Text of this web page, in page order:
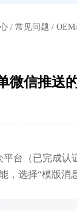
/ 常见问题 /
微信推送
平台（已完成认
，选择“模版消